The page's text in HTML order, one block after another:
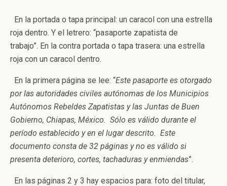
En la portada o tapa principal: un caracol con una estrella
roja dentro. Y el letrero: “pasaporte zapatista de
trabajo”. En la contra portada o tapa trasera: una estrella
roja con un caracol dentro.
En la primera página se lee: “Este pasaporte es otorgado
por las autoridades civiles autónomas de los Municipios
Autónomos Rebeldes Zapatistas y las Juntas de Buen
Gobierno, Chiapas, México. Sólo es válido durante el
período establecido y en el lugar descrito. Este
documento consta de 32 páginas y no es válido si
presenta deterioro, cortes, tachaduras y enmiendas”.
En las páginas 2 y 3 hay espacios para: foto del titular,